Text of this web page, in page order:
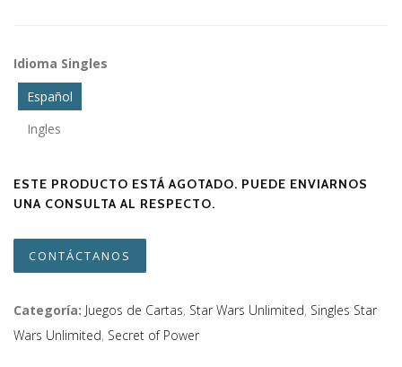
Idioma Singles
Español
Ingles
ESTE PRODUCTO ESTÁ AGOTADO. PUEDE ENVIARNOS
UNA CONSULTA AL RESPECTO.
CONTÁCTANOS
Categoría: Juegos de Cartas, Star Wars Unlimited, Singles Star
Wars Unlimited, Secret of Power